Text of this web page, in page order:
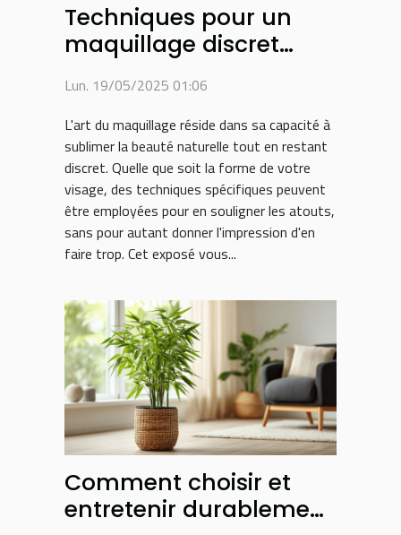
Techniques pour un
maquillage discret
visage
Lun. 19/05/2025 01:06
L'art du maquillage réside dans sa capacité à
sublimer la beauté naturelle tout en restant
discret. Quelle que soit la forme de votre
visage, des techniques spécifiques peuvent
être employées pour en souligner les atouts,
sans pour autant donner l'impression d'en
faire trop. Cet exposé vous...
Comment choisir et
entretenir durablement